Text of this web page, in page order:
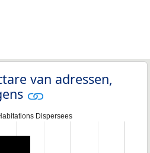
van adressen,
Dispersees